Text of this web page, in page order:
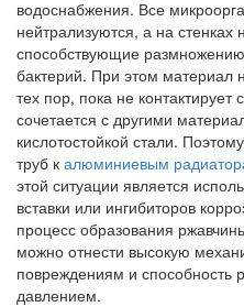
водоснабжения. Все
нейтрализуются, а на
способствующие
бактерий. При этом материал
тех пор, пока не
сочетается с другими
кислотостойкой стали.
труб к алюминиевым
этой ситуации является
вставки или ингибиторов
процесс образования
можно отнести высокую
повреждениям и способность
давлением.